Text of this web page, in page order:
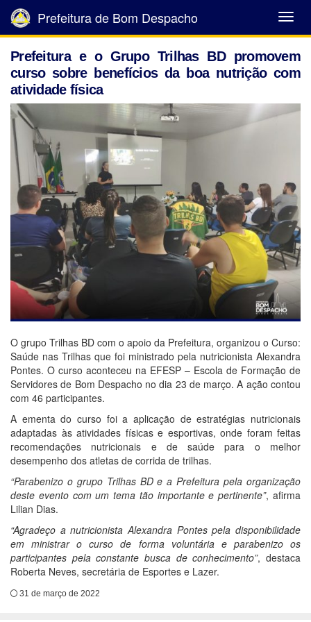
Abrir
Menu
Prefeitura de Bom Despacho
Prefeitura e o Grupo Trilhas BD promovem
curso sobre benefícios da boa nutrição com
atividade física
O grupo Trilhas BD com o apoio da Prefeitura, organizou o Curso:
Saúde nas Trilhas que foi ministrado pela nutricionista Alexandra
Pontes. O curso aconteceu na EFESP – Escola de Formação de
Servidores de Bom Despacho no dia 23 de março. A ação contou
com 46 participantes.
A ementa do curso foi a aplicação de estratégias nutricionais
adaptadas às atividades físicas e esportivas, onde foram feitas
recomendações nutricionais e de saúde para o melhor
desempenho dos atletas de corrida de trilhas.
“Parabenizo o grupo Trilhas BD e a Prefeitura pela organização
deste evento com um tema tão importante e pertinente”, afirma
Lilian Dias.
“Agradeço a nutricionista Alexandra Pontes pela disponibilidade
em ministrar o curso de forma voluntária e parabenizo os
participantes pela constante busca de conhecimento”, destaca
Roberta Neves, secretária de Esportes e Lazer.
31 de março de 2022